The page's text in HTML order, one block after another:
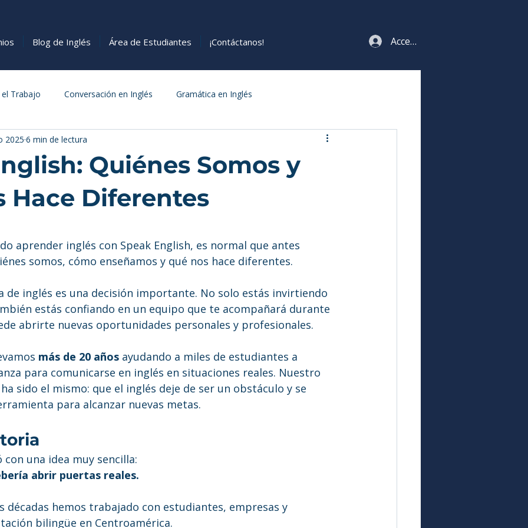
Blog de Inglés Área de Estudiantes ¡Contáctanos! Acceso estudiantes
Trabajo Conversación en Inglés Gramática en Inglés
Cómo Aprender Inglés
Quiénes Somos y
Hace Diferentes
2025 6 min de lectura
aprender inglés con Speak English, es normal que antes
somos, cómo enseñamos y qué nos hace diferentes.
de inglés es una decisión importante. No solo estás invirtiendo
estás confiando en un equipo que te acompañará durante
abrirte nuevas oportunidades personales y profesionales.
más de 20 años ayudando a miles de estudiantes a
para comunicarse en inglés en situaciones reales. Nuestro
sido el mismo: que el inglés deje de ser un obstáculo y se
para alcanzar nuevas metas.
con una idea muy sencilla:
abrir puertas reales.
décadas hemos trabajado con estudiantes, empresas y
bilingüe en Centroamérica.